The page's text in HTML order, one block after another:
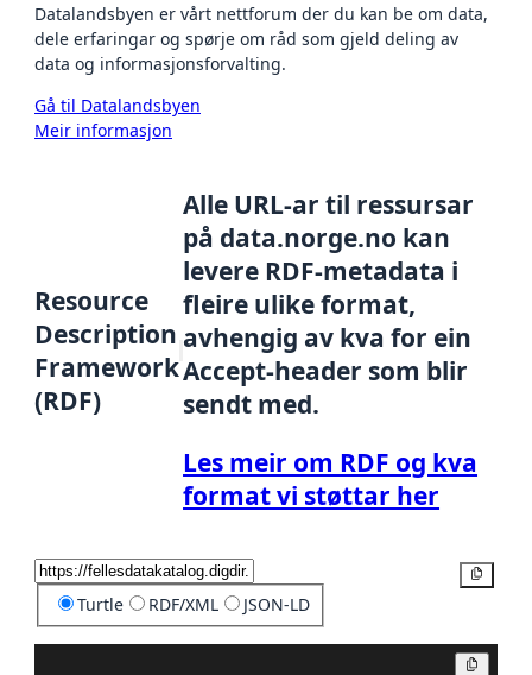
Datalandsbyen er vårt nettforum der du kan be om data,
dele erfaringar og spørje om råd som gjeld deling av
data og informasjonsforvalting.
Gå til Datalandsbyen
Meir informasjon
Resource
Description
Framework
(RDF)
Alle URL-ar til ressursar
på data.norge.no kan
levere RDF-metadata i
fleire ulike format,
avhengig av kva for ein
Accept-header som blir
sendt med.
Les meir om RDF og kva
format vi støttar her
Turtle RDF/XML JSON-LD